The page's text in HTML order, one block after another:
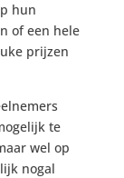
hun
of een hele
prijzen
te
wel op
nogal